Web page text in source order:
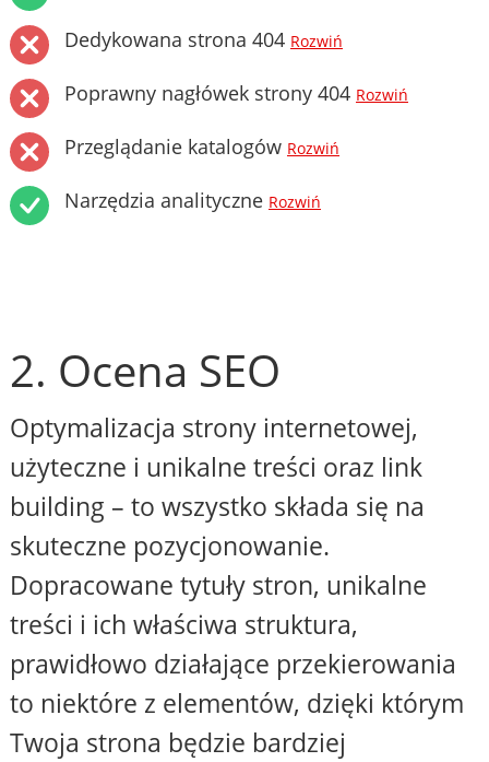
Dedykowana strona 404 Rozwiń
Poprawny nagłówek strony 404 Rozwiń
Przeglądanie katalogów Rozwiń
Narzędzia analityczne Rozwiń
2. Ocena SEO
Optymalizacja strony internetowej,
użyteczne i unikalne treści oraz link
building – to wszystko składa się na
skuteczne pozycjonowanie.
Dopracowane tytuły stron, unikalne
treści i ich właściwa struktura,
prawidłowo działające przekierowania
to niektóre z elementów, dzięki którym
Twoja strona będzie bardziej